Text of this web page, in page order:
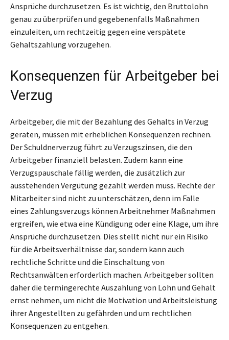
Ansprüche durchzusetzen. Es ist wichtig, den Bruttolohn
genau zu überprüfen und gegebenenfalls Maßnahmen
einzuleiten, um rechtzeitig gegen eine verspätete
Gehaltszahlung vorzugehen.
Konsequenzen für Arbeitgeber bei
Verzug
Arbeitgeber, die mit der Bezahlung des Gehalts in Verzug
geraten, müssen mit erheblichen Konsequenzen rechnen.
Der Schuldnerverzug führt zu Verzugszinsen, die den
Arbeitgeber finanziell belasten. Zudem kann eine
Verzugspauschale fällig werden, die zusätzlich zur
ausstehenden Vergütung gezahlt werden muss. Rechte der
Mitarbeiter sind nicht zu unterschätzen, denn im Falle
eines Zahlungsverzugs können Arbeitnehmer Maßnahmen
ergreifen, wie etwa eine Kündigung oder eine Klage, um ihre
Ansprüche durchzusetzen. Dies stellt nicht nur ein Risiko
für die Arbeitsverhältnisse dar, sondern kann auch
rechtliche Schritte und die Einschaltung von
Rechtsanwälten erforderlich machen. Arbeitgeber sollten
daher die termingerechte Auszahlung von Lohn und Gehalt
ernst nehmen, um nicht die Motivation und Arbeitsleistung
ihrer Angestellten zu gefährden und um rechtlichen
Konsequenzen zu entgehen.